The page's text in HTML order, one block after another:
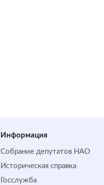
Информация
Собрание депутатов НАО
Историческая справка
Госслужба